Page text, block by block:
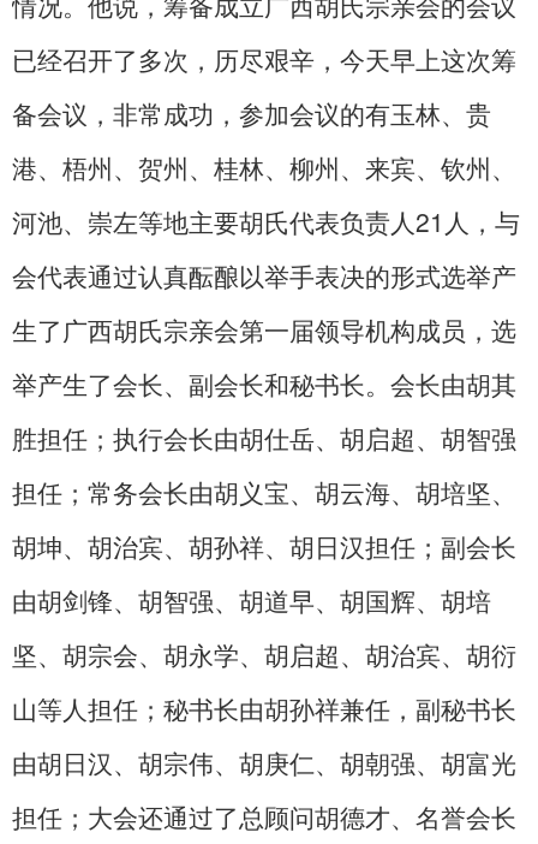
已经召开了多次，历尽艰辛，今天早上这次筹
备会议，非常成功，参加会议的有玉林、贵
港、梧州、贺州、桂林、柳州、来宾、钦州、
河池、崇左等地主要胡氏代表负责人21人，与
会代表通过认真酝酿以举手表决的形式选举产
生了广西胡氏宗亲会第一届领导机构成员，选
举产生了会长、副会长和秘书长。会长由胡其
胜担任；执行会长由胡仕岳、胡启超、胡智强
担任；常务会长由胡义宝、胡云海、胡培坚、
胡坤、胡治宾、胡孙祥、胡日汉担任 ； 副会长
由胡剑锋、胡智强、胡道早、胡国辉、胡培
坚、胡宗会、胡永学、胡启超、胡治宾、胡衍
山等人担任；秘书长由胡孙祥兼任，副秘书长
由胡日汉、胡宗伟、胡庚仁、胡朝强、胡富光
担任；大会还通过了总顾问胡德才、名誉会长